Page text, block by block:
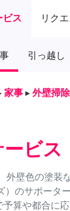
ビス リクエ
引っ越し
家事 ▸ 外壁掃除
ビス
外壁色の塗装
のサポータ
算や都合に